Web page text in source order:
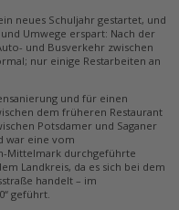
neues Schuljahr gestartet, und
Umwege erspart: Nach der
und Busverkehr zwischen
nur einige Restarbeiten an
und für einen
dem früheren Restaurant
Potsdamer und Saganer
war eine vom
Mittelmark durchgeführte
Landkreis, da es sich bei dem
handelt – im
geführt.